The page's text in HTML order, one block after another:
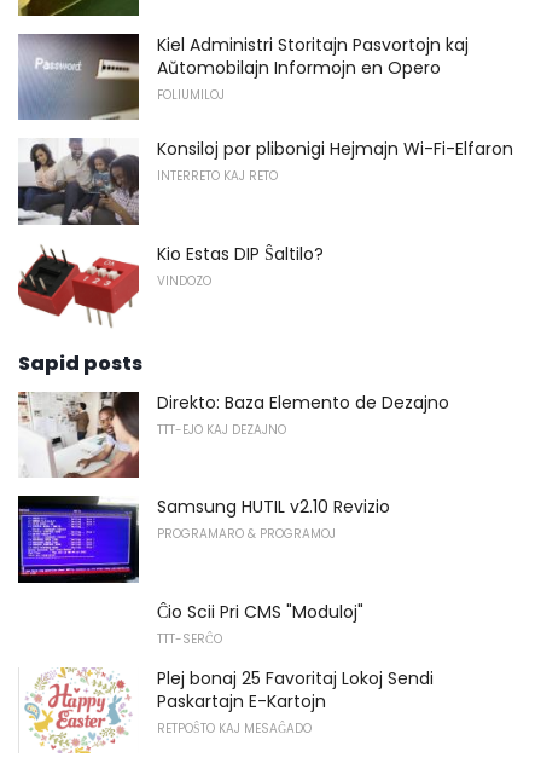
Kiel Administri Storitajn Pasvortojn kaj
Aŭtomobilajn Informojn en Opero
FOLIUMILOJ
Konsiloj por plibonigi Hejmajn Wi-Fi-Elfaron
INTERRETO KAJ RETO
Kio Estas DIP Ŝaltilo?
VINDOZO
Sapid posts
Direkto: Baza Elemento de Dezajno
TTT-EJO KAJ DEZAJNO
Samsung HUTIL v2.10 Revizio
PROGRAMARO & PROGRAMOJ
Ĉio Scii Pri CMS "Moduloj"
TTT-SERĈO
Plej bonaj 25 Favoritaj Lokoj Sendi
Paskartajn E-Kartojn
RETPOŜTO KAJ MESAĜADO